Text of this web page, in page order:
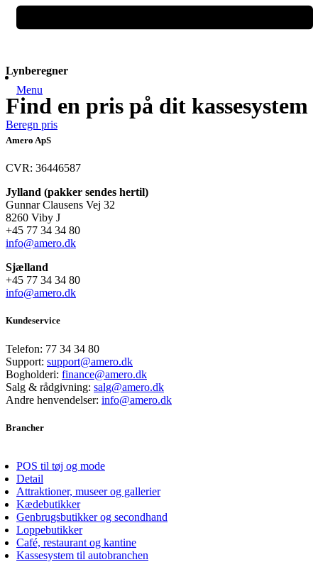
Menu
Beregn pris
Lynberegner
Find en pris på dit kassesystem
Amero ApS
CVR: 36446587
Jylland (pakker sendes hertil)
Gunnar Clausens Vej 32
8260 Viby J
+45 77 34 34 80
info@amero.dk
Sjælland
+45 77 34 34 80
info@amero.dk
Kundeservice
Telefon: 77 34 34 80
Support: support@amero.dk
Bogholderi: finance@amero.dk
Salg & rådgivning: salg@amero.dk
Andre henvendelser: info@amero.dk
Brancher
POS til tøj og mode
Detail
Attraktioner, museer og gallerier
Kædebutikker
Genbrugsbutikker og secondhand
Loppebutikker
Café, restaurant og kantine
Kassesystem til autobranchen